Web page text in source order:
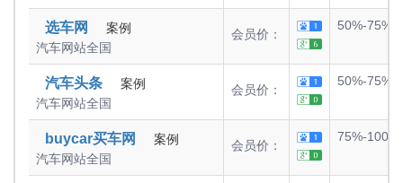
选车网
案例
汽车网站全国
会员价：
50%-75%
汽车头条
案例
汽车网站全国
会员价：
50%-75%
buycar买车网
案例
汽车网站全国
会员价：
75%-100%